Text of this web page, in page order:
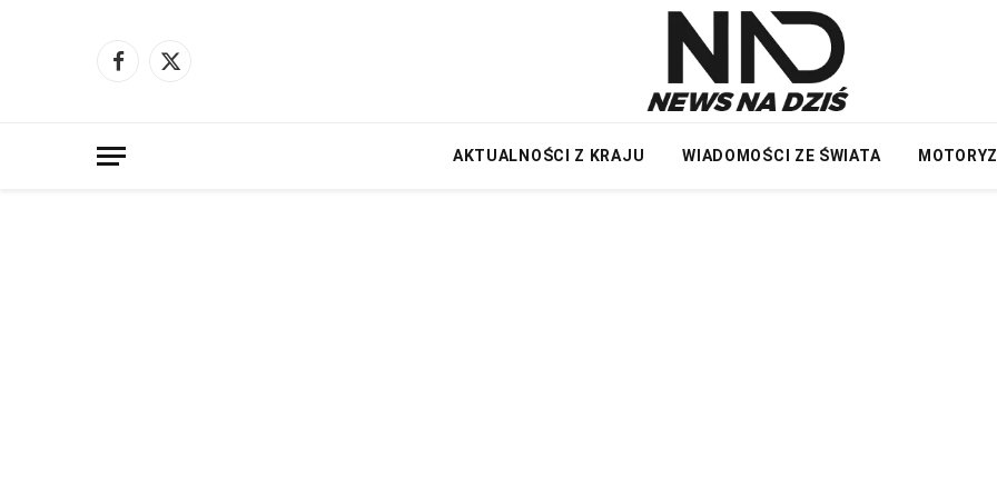
Facebook
X
AKTUALNOŚCI Z KRAJU WIADOMOŚCI ZE ŚWIATA